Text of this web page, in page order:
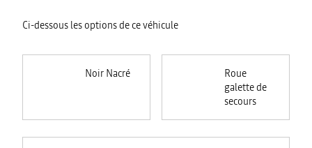
Ci-dessous les options de ce véhicule
Noir Nacré
Roue
galette de
secours